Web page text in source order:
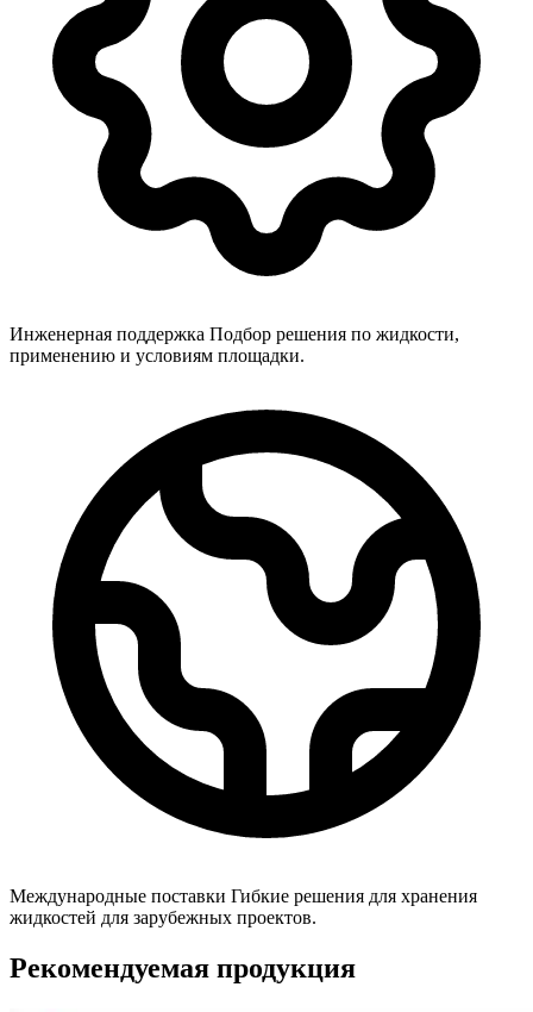
Инженерная поддержка Подбор решения по жидкости,
применению и условиям площадки.
Международные поставки Гибкие решения для хранения
жидкостей для зарубежных проектов.
Рекомендуемая продукция